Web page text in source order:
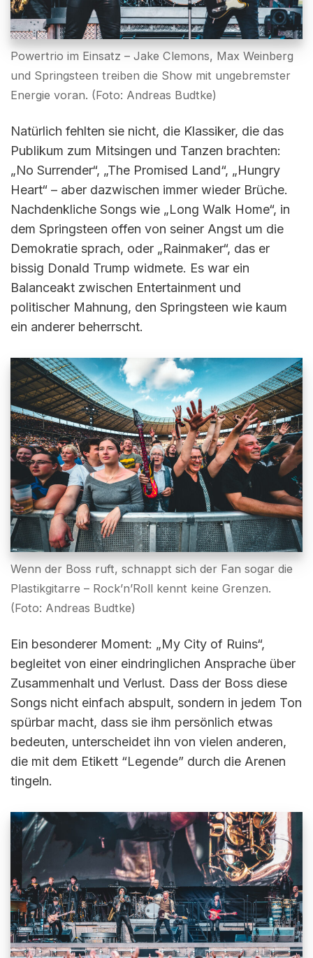
Powertrio im Einsatz – Jake Clemons, Max Weinberg
und Springsteen treiben die Show mit ungebremster
Energie voran. (Foto: Andreas Budtke)
Natürlich fehlten sie nicht, die Klassiker, die das
Publikum zum Mitsingen und Tanzen brachten:
„No Surrender“, „The Promised Land“, „Hungry
Heart“ – aber dazwischen immer wieder Brüche.
Nachdenkliche Songs wie „Long Walk Home“, in
dem Springsteen offen von seiner Angst um die
Demokratie sprach, oder „Rainmaker“, das er
bissig Donald Trump widmete. Es war ein
Balanceakt zwischen Entertainment und
politischer Mahnung, den Springsteen wie kaum
ein anderer beherrscht.
Wenn der Boss ruft, schnappt sich der Fan sogar die
Plastikgitarre – Rock’n’Roll kennt keine Grenzen.
(Foto: Andreas Budtke)
Ein besonderer Moment: „My City of Ruins“,
begleitet von einer eindringlichen Ansprache über
Zusammenhalt und Verlust. Dass der Boss diese
Songs nicht einfach abspult, sondern in jedem Ton
spürbar macht, dass sie ihm persönlich etwas
bedeuten, unterscheidet ihn von vielen anderen,
die mit dem Etikett “Legende” durch die Arenen
tingeln.